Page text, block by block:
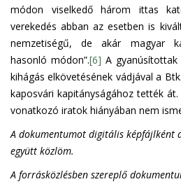
módon viselkedő három ittas
verekedés abban az esetben is
nemzetiségű, de akár magyar
hasonló módon”.[6] A gyanúsítottak
kihágás elkövetésének vádjával a
kaposvári kapitányságához tették
vonatkozó iratok hiányában nem
A dokumentumot digitális képfájlként
együtt közlöm.
A forrásközlésben szereplő